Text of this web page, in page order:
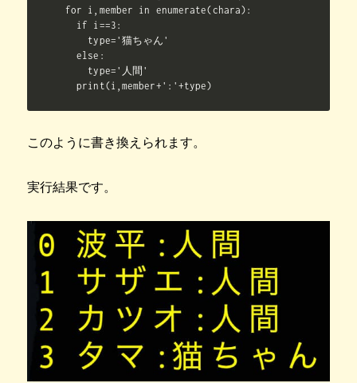
for i,member in enumerate(chara):
  if i==3:
    type='猫ちゃん'
  else:
    type='人間'
  print(i,member+':'+type)
このように書き換えられます。
実行結果です。